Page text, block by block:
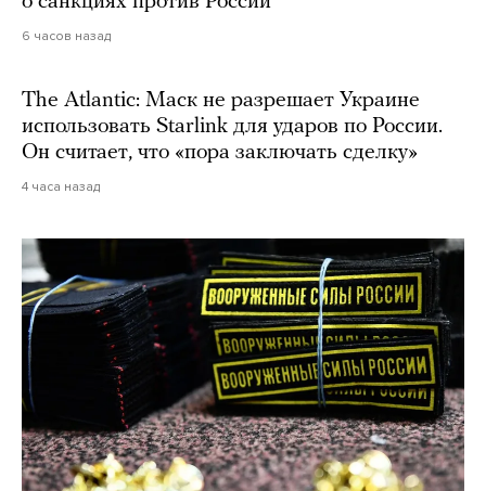
6 часов назад
The Atlantic: Маск не разрешает Украине
использовать Starlink для ударов по России.
Он считает, что «пора заключать сделку»
4 часа назад